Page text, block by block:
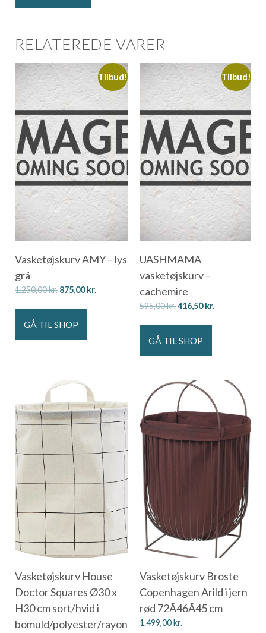
RELATEREDE VARER
Tilbud!
Vasketøjskurv AMY – lys
grå
1.250,00kr. 875,00kr.
GÅ TIL SHOP
Tilbud!
UASHMAMA
vasketøjskurv –
cachemire
595,00kr.416,50kr.
GÅ TIL SHOP
Vasketøjskurv House
Doctor Squares Ø30 x
H30 cm sort/hvid i
bomuld/polyester/rayon
Vasketøjskurv Broste
Copenhagen Arild i jern
rød 72Ã46Ã45 cm
1.499,00kr.